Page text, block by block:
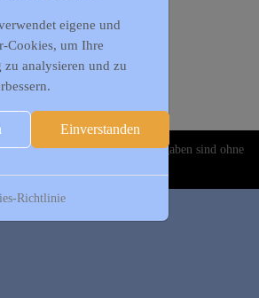
Gillrath 1911 e. V. Alle Angaben sind ohne
eigene und
Cookies, um Ihre
zu analysieren und zu
Einverstanden
Richtlinie